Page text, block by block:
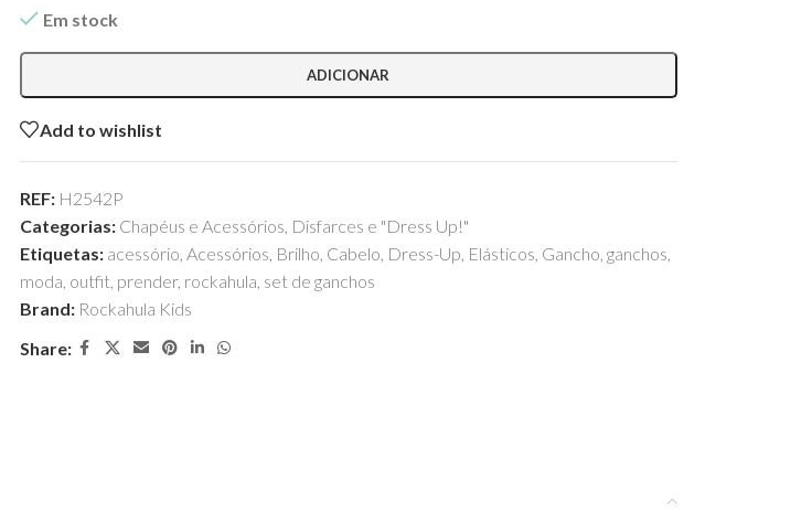
Em stock
ADICIONAR
Add to wishlist
REF: H2542P
Categorias: Chapéus e Acessórios, Disfarces e "Dress Up!"
Etiquetas: acessório, Acessórios, Brilho, Cabelo, Dress-Up, Elásticos, Gancho, ganchos,
moda, outfit, prender, rockahula, set de ganchos
Brand: Rockahula Kids
Share: